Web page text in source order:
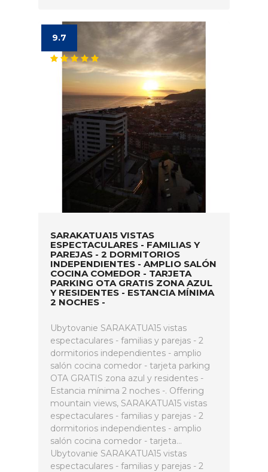
9.7
SARAKATUA15 VISTAS
ESPECTACULARES - FAMILIAS Y
PAREJAS - 2 DORMITORIOS
INDEPENDIENTES - AMPLIO SALÓN
COCINA COMEDOR - TARJETA
PARKING OTA GRATIS ZONA AZUL
Y RESIDENTES - ESTANCIA MÍNIMA
2 NOCHES -
Ubytovanie SARAKATUA15 vistas
espectaculares - familias y parejas - 2
dormitorios independientes - amplio
salón cocina comedor - tarjeta parking
OTA GRATIS zona azul y residentes -
Estancia mínima 2 noches -. Offering
mountain views, SARAKATUA15 vistas
espectaculares - familias y parejas - 2
dormitorios independientes - amplio
salón cocina comedor - tarjeta...
Ubytovanie SARAKATUA15 vistas
espectaculares - familias y parejas - 2